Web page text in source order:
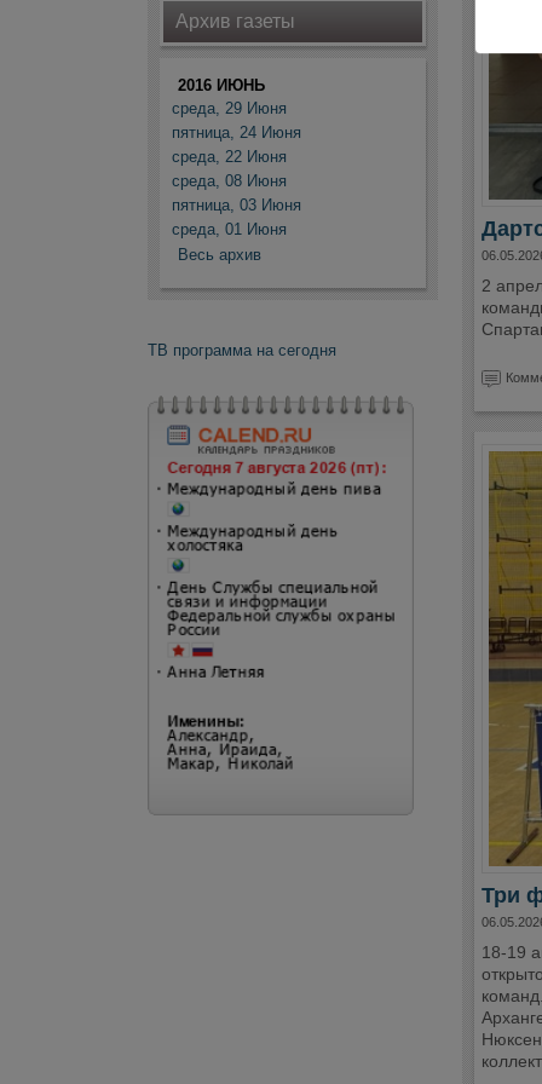
Архив газеты
2016 ИЮНЬ
среда, 29 Июня
пятница, 24 Июня
среда, 22 Июня
среда, 08 Июня
пятница, 03 Июня
среда, 01 Июня
Весь архив
ТВ программа на сегодня
2
Три
18-19